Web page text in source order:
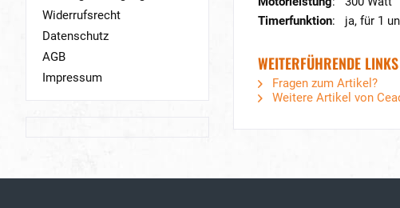
Widerrufsrecht
Datenschutz
AGB
Impressum
Timerfunktion: ja, für 1
WEITERFÜHRENDE
Fragen zum Artikel?
Weitere Artikel von